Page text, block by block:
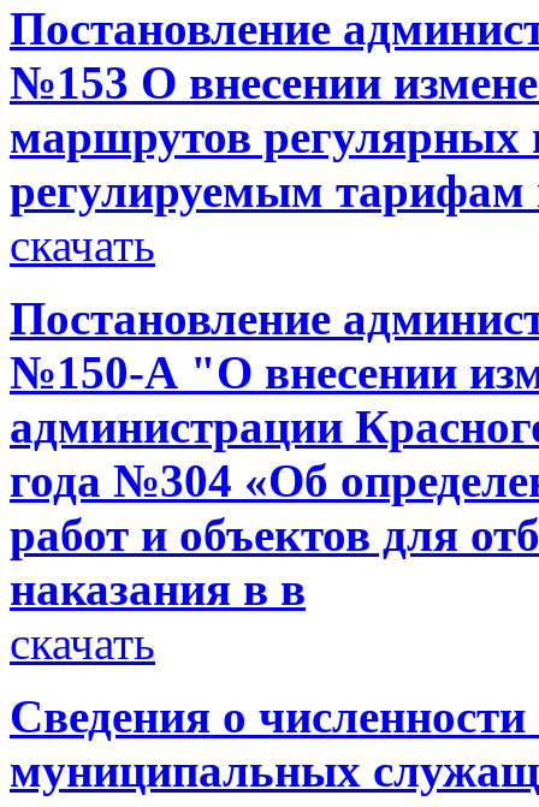
Постановление
№153 О внесении
маршрутов регулярных
регулируемым
скачать
Постановление
№150-А "О внесении
администрации
года №304 «Об
работ и объектов для
наказания в в
скачать
Сведения о
муниципальных